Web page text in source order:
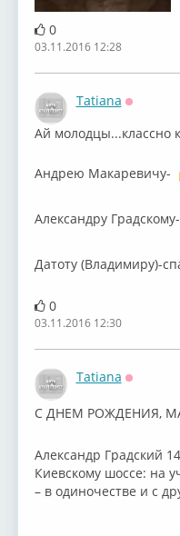
0
03.11.2016 12:28
Tatiana
Ай молодцы...классно
Андрею Макаревичу-
Александру
Датоту (Владимиру)-
0
03.11.2016 12:30
Tatiana
С ДНЕМ РОЖДЕНИЯ,
⁣Александр Градский
Киевскому шоссе: на
– в одиночестве и с